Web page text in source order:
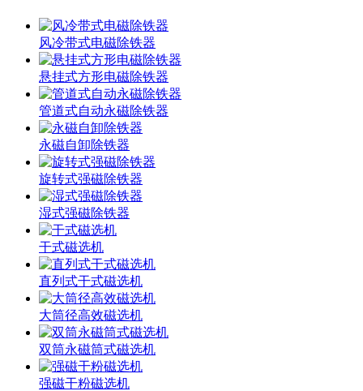
风冷带式电磁除铁器
悬挂式方形电磁除铁器
管道式自动永磁除铁器
永磁自卸除铁器
旋转式强磁除铁器
湿式强磁除铁器
干式磁选机
直列式干式磁选机
大筒径高效磁选机
双筒永磁筒式磁选机
强磁干粉磁选机